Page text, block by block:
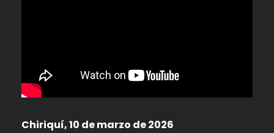
Chiriquí, 10 de marzo de 2026